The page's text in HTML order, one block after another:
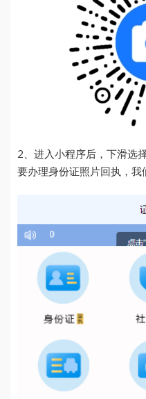
2、进入小程序后，下滑选
要办理身份证照片回执，我